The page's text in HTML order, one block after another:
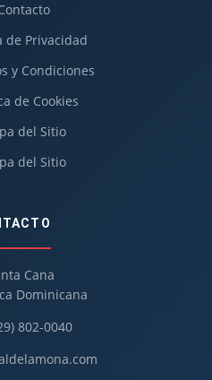
de Privacidad
y Condiciones
de Cookies
del Sitio
del Sitio
Cana
Dominicana
802-0040